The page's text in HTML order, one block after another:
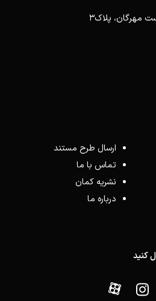
مهرگان، پلاک3
ارسال طرح مستند
تماس با ما
نشریه کمان
درباره ما
کنید